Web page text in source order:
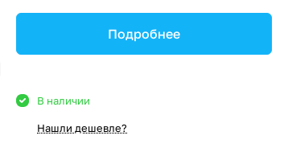
Подробнее
В наличии
Нашли дешевле?